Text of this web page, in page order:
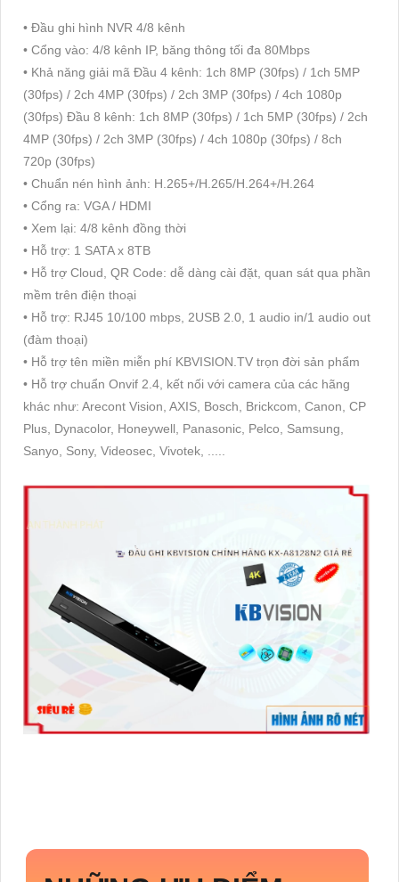
• Đầu ghi hình NVR 4/8 kênh
• Cổng vào: 4/8 kênh IP, băng thông tối đa 80Mbps
• Khả năng giải mã Đầu 4 kênh: 1ch 8MP (30fps) / 1ch 5MP
(30fps) / 2ch 4MP (30fps) / 2ch 3MP (30fps) / 4ch 1080p
(30fps) Đầu 8 kênh: 1ch 8MP (30fps) / 1ch 5MP (30fps) / 2ch
4MP (30fps) / 2ch 3MP (30fps) / 4ch 1080p (30fps) / 8ch
720p (30fps)
• Chuẩn nén hình ảnh: H.265+/H.265/H.264+/H.264
• Cổng ra: VGA / HDMI
• Xem lại: 4/8 kênh đồng thời
• Hỗ trợ: 1 SATA x 8TB
• Hỗ trợ Cloud, QR Code: dễ dàng cài đặt, quan sát qua phần
mềm trên điện thoại
• Hỗ trợ: RJ45 10/100 mbps, 2USB 2.0, 1 audio in/1 audio out
(đàm thoại)
• Hỗ trợ tên miền miễn phí KBVISION.TV trọn đời sản phẩm
• Hỗ trợ chuẩn Onvif 2.4, kết nối với camera của các hãng
khác như: Arecont Vision, AXIS, Bosch, Brickcom, Canon, CP
Plus, Dynacolor, Honeywell, Panasonic, Pelco, Samsung,
Sanyo, Sony, Videosec, Vivotek, .....